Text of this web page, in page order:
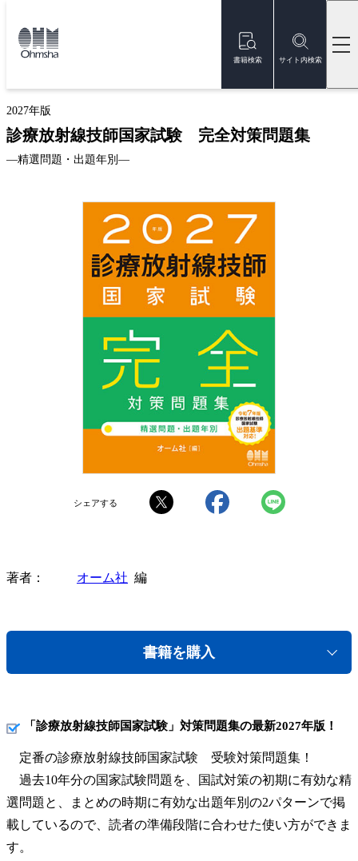
書籍検索 サイト内検索
トップ
2027年版
診療放射線技師国家試験 完全対策問題集
—精選問題・出題年別—
シェアする
著者 オーム社 編
書籍を購入
「診療放射線技師国家試験」対策問題集の最新2027年版！
定番の診療放射線技師国家試験 受験対策問題集！
過去10年分の国家試験問題を、国試対策の初期に有効な精
選問題と、まとめの時期に有効な出題年別の2パターンで掲
載しているので、読者の準備段階に合わせた使い方ができま
す。